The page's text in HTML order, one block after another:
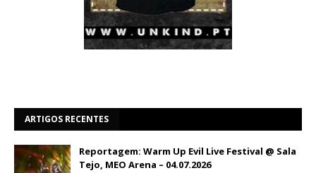
ARTIGOS RECENTES
Reportagem: Warm Up Evil Live Festival @ Sala
Tejo, MEO Arena – 04.07.2026